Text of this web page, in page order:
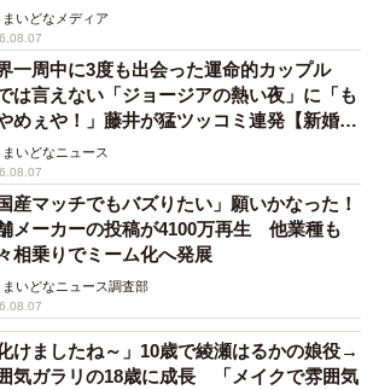
まいどなメディア
一周中に3度も出会った運命的カップル
は言えない「ジョージアの熱い夜」に「も
めぇや！」藤井が猛ツッコミ連発【新婚さ
まいどなニュース
国産マッチでもバズりたい」願いかなった！
メーカーの投稿が4100万再生 他業種も
相乗りでミーム化へ発展
まいどなニュース調査部
化けましたね～」10歳で綾瀬はるかの娘役→
気ガラリの18歳に成長 「メイクで雰囲気